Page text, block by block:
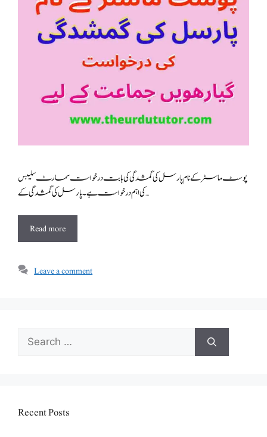
پوسٹ ماسٹر کے نام پارسل کی گمشدگی کی بابت درخواست سمارٹ سلیبس
کی اہم درخواست ہے ۔پارسل کی گمشدگی کے …
Read more
Leave a comment
Search
for:
Recent Posts